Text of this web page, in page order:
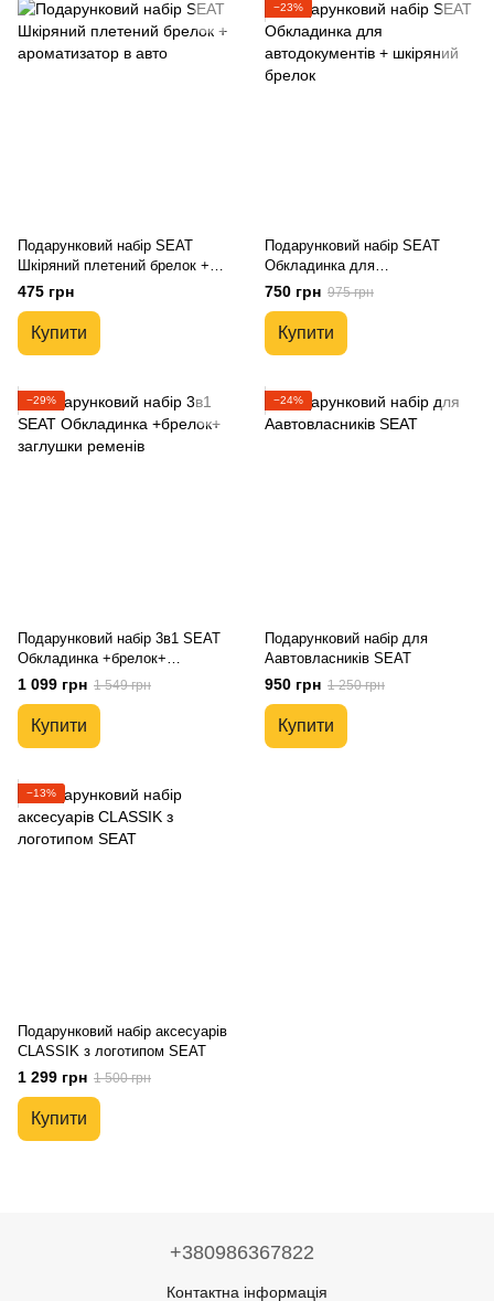
Подарунковий набір SEAT
Шкіряний плетений брелок +
ароматизатор в авто
475 грн
Купити
−23%
Подарунковий набір SEAT
Обкладинка для
автодокументів + шкіряний
брелок
750 грн 975 грн
Купити
−29%
Подарунковий набір 3в1 SEAT
Обкладинка +брелок+
заглушки ременів
1 099 грн 1 549 грн
Купити
−24%
Подарунковий набір для
Аавтовласників SEAT
950 грн 1 250 грн
Купити
−13%
Подарунковий набір аксесуарів
CLASSIK з логотипом SEAT
1 299 грн 1 500 грн
Купити
+380986367822
Контактна інформація